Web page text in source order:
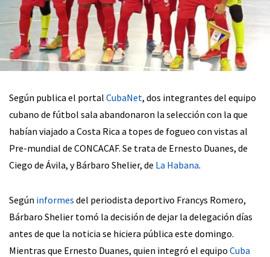
Según publica el portal CubaNet, dos integrantes del equipo
cubano de fútbol sala abandonaron la selección con la que
habían viajado a Costa Rica a topes de fogueo con vistas al
Pre-mundial de CONCACAF. Se trata de Ernesto Duanes, de
Ciego de Ávila, y Bárbaro Shelier, de La Habana.
Según informes del periodista deportivo Francys Romero,
Bárbaro Shelier tomó la decisión de dejar la delegación días
antes de que la noticia se hiciera pública este domingo.
Mientras que Ernesto Duanes, quien integró el equipo Cuba